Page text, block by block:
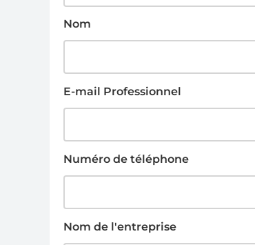
Nom
E-mail Professionnel
Numéro de téléphone
Nom de l'entreprise